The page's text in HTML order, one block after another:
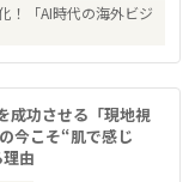
！「AI時代の海外ビジ
成功させる「現地視
今こそ“肌で感じ
由